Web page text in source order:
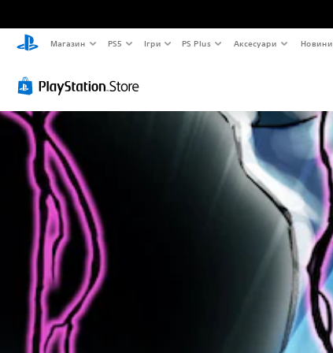
Магазин PS5 Ігри PS Plus Аксесуари Новини